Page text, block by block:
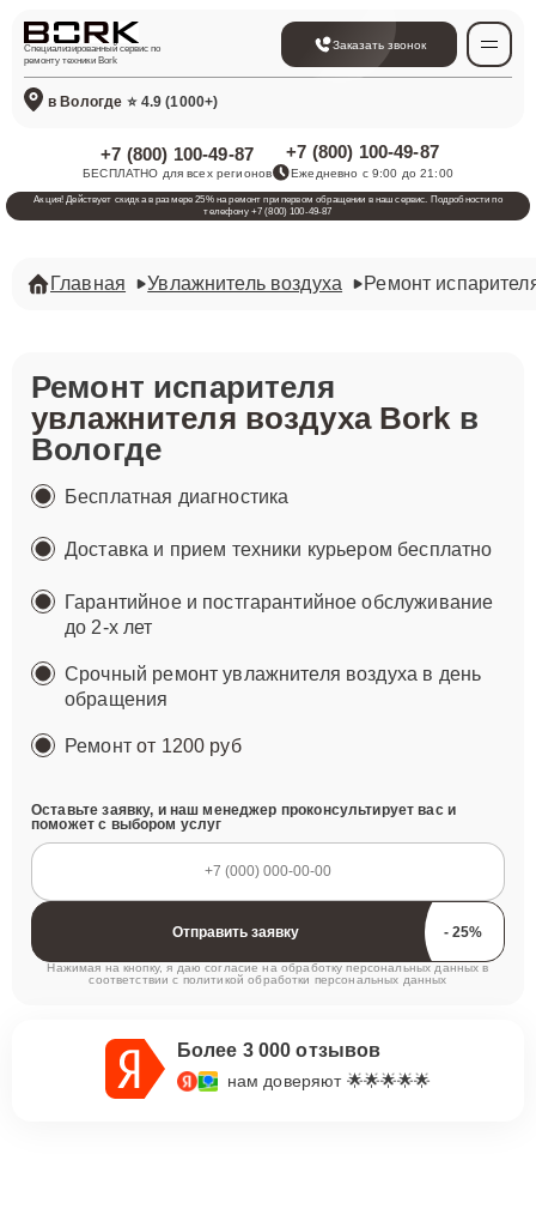
Специализированный сервис по
ремонту техники Bork
Заказать звонок
в Вологде ⭐ 4.9 (1000+)
+7 (800) 100-49-87
БЕСПЛАТНО для всех регионов
+7 (800) 100-49-87
Ежедневно с 9:00 до 21:00
Акция! Действует скидка в размере 25% на ремонт при первом обращении в наш сервис. Подробности по
телефону +7 (800) 100-49-87
Главная Увлажнитель воздуха Ремонт
Ремонт испарителя
увлажнителя воздуха Borkв
Вологде
Бесплатная диагностика
Доставка и прием техники курьером бесплатно
Гарантийное и постгарантийное обслуживание
до 2-х лет
Срочный ремонт увлажнителя воздуха в день
обращения
Ремонтот 1200 руб
Оставьте заявку, и наш менеджер проконсультирует вас и
поможет с выбором услуг
Отправить заявку
Нажимая на кнопку, я даю согласие на обработку персональных данных в
соответствии с политикой обработки персональных данных
Более 3 000 отзывов
нам доверяют 🌟🌟🌟🌟🌟